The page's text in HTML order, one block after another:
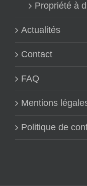
Propriété à
Actualités
Contact
FAQ
Mentions
Politique de